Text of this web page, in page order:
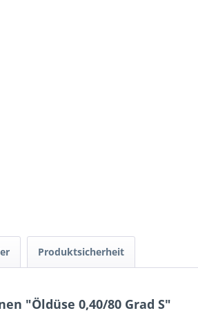
Produktsicherheit
"Öldüse 0,40/80 Grad S"